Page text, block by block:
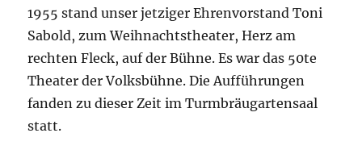
1955 stand unser jetziger Ehrenvorstand Toni
Sabold, zum Weihnachtstheater, Herz am
rechten Fleck, auf der Bühne. Es war das 50te
Theater der Volksbühne. Die Aufführungen
fanden zu dieser Zeit im Turmbräugartensaal
statt.